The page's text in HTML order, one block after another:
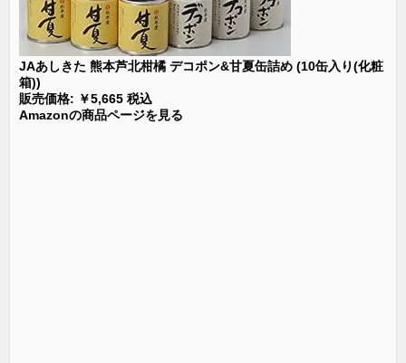
JAあしきた 熊本芦北柑橘 デコポン&甘夏缶詰め (10缶入り(化粧
箱))
販売価格: ￥5,665 税込
Amazonの商品ページを見る